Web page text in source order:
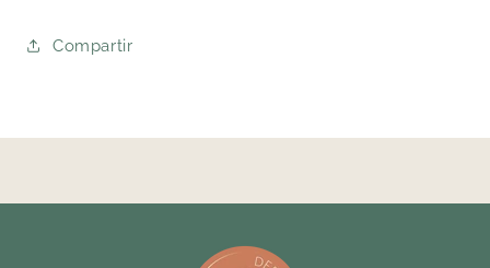
Compartir